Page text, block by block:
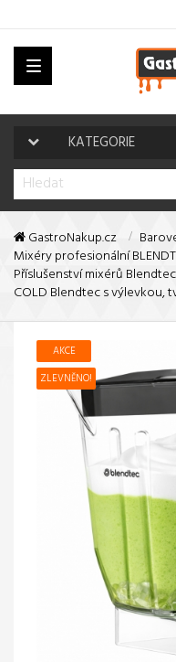
Toggle
navigation
KATEGORIE
GastroNakup.cz
Mixéry profesionální
Příslušenství mixérů Blendtec
COLD Blendtec s výlevkou,
AKCE
ZLEVNĚNO!